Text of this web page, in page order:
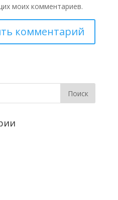
моих комментариев.